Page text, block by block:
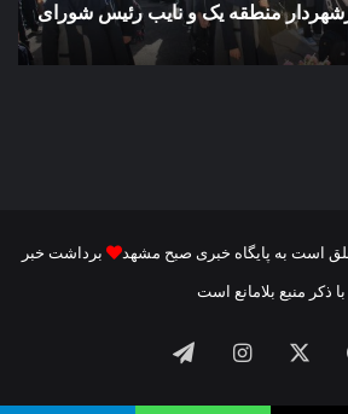
منطقه یک و نایب رئیس شورای
است به پایگاه خبری صبح مشهد برداشت خبر
با ذکر منبع بلامانع است
فیسبوک ایکساینستاگرامتلگرام